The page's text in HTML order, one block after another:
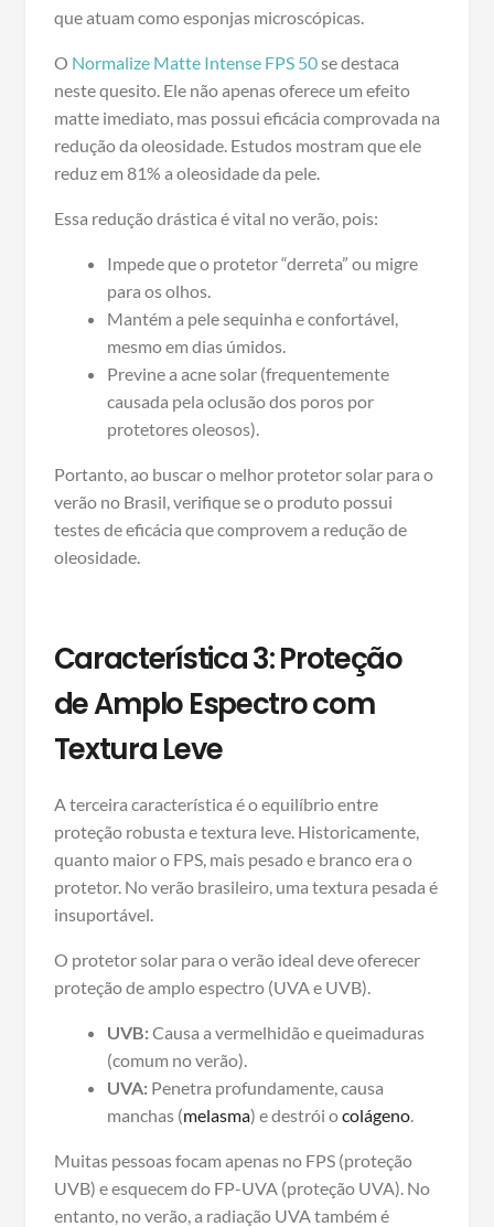
que atuam como esponjas microscópicas.
O Normalize Matte Intense FPS 50se destaca
neste quesito. Ele não apenas oferece um efeito
matte imediato, mas possui eficácia comprovada na
redução da oleosidade. Estudos mostram que ele
reduz em 81% a oleosidade da pele.
Essa redução drástica é vital no verão, pois:
Impede que o protetor “derreta” ou migre
para os olhos.
Mantém a pele sequinha e confortável,
mesmo em dias úmidos.
Previne a acne solar (frequentemente
causada pela oclusão dos poros por
protetores oleosos).
Portanto, ao buscar o melhor protetor solar para o
verão no Brasil, verifique se o produto possui
testes de eficácia que comprovem a redução de
oleosidade.
Característica 3: Proteção
de Amplo Espectro com
Textura Leve
A terceira característica é o equilíbrio entre
proteção robusta e textura leve. Historicamente,
quanto maior o FPS, mais pesado e branco era o
protetor. No verão brasileiro, uma textura pesada é
insuportável.
O protetor solar para o verão ideal deve oferecer
proteção de amplo espectro (UVA e UVB).
UVB:Causa a vermelhidão e queimaduras
(comum no verão).
UVA:Penetra profundamente, causa
manchas (melasma) e destrói ocolágeno.
Muitas pessoas focam apenas no FPS (proteção
UVB) e esquecem do FP-UVA (proteção UVA). No
entanto, no verão, a radiação UVA também é